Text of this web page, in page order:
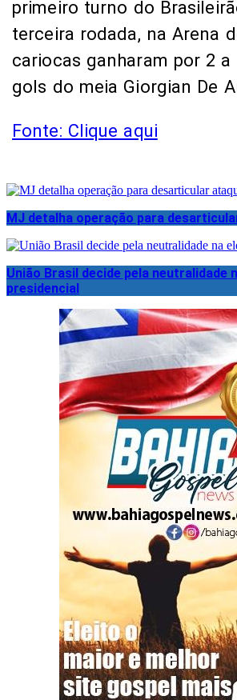
primeiro turno do
terceira rodada, na Arena
cariocas ganharam por 2 a
gols do meia Giorgian De
Fonte: Clique aqui
MJ detalha operação para
União Brasil decide pela neutralidade
presidencial